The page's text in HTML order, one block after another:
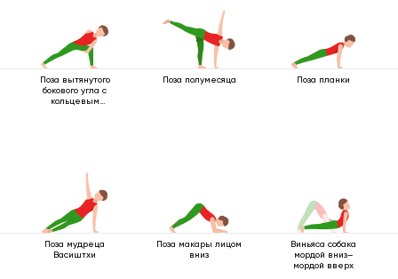
Поза вытянутого
бокового угла с
кольцевым
Поза полумесяца Поза планки
Поза мудреца
Васиштхи
Поза макары лицом
вниз
Виньяса собака
мордой вниз–
мордой вверх